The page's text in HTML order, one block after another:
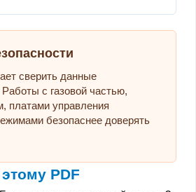
сверить данные
с газовой частью,
платами управления
безопаснее доверять
PDF